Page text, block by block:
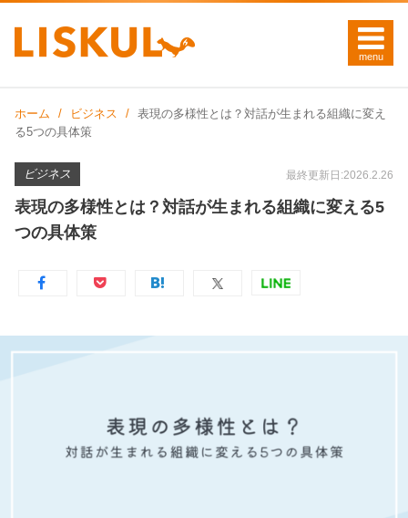
ホーム ビジネス
表現の多様性とは？対話が生まれる組織に変え
る5つの具体策
ビジネス 最終更新日:2026.2.26
表現の多様性とは？対話が生まれる組織に変える5
つの具体策